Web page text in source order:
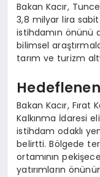
Bakan Kacır,
3,8 milyar lira sabit
istihdamın önünü
bilimsel
tarım ve turizm
Bakan Kacır, Fırat
Kalkınma İdaresi
istihdam odaklı
belirtti. Bölgede
ortamının
yatırımların